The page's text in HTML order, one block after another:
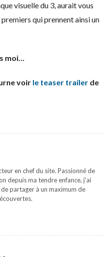
visuelle du 3, aurait vous
qui prennent ainsi un
moi…
voir le teaser trailer de
en chef du site. Passionné de
depuis ma tendre enfance, j'ai
partager à un maximum de